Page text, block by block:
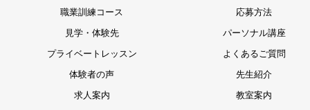
職業訓練コース
応募方法
見学・体験先
パーソナル講座
プライベートレッスン
よくあるご質問
体験者の声
先生紹介
求人案内
教室案内